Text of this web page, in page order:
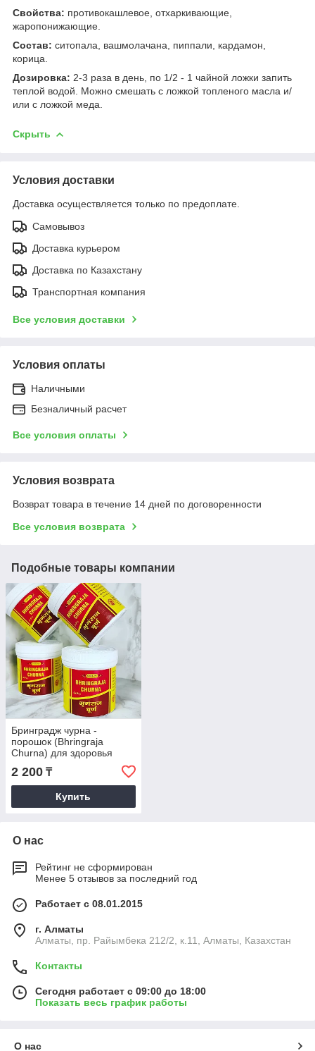
Свойства: противокашлевое, отхаркивающие,
жаропонижающие.
Состав: ситопала, вашмолачана, пиппали, кардамон,
корица.
Дозировка: 2-3 раза в день, по 1/2 - 1 чайной ложки запить
теплой водой. Можно смешать с ложкой топленого масла и/
или с ложкой меда.
Скрыть
Условия доставки
Доставка осуществляется только по предоплате.
Самовывоз
Доставка курьером
Доставка по Казахстану
Транспортная компания
Все условия доставки
Условия оплаты
Наличными
Безналичный расчет
Все условия оплаты
Условия возврата
Возврат товара в течение 14 дней по договоренности
Все условия возврата
Подобные товары компании
Бринградж чурна -
порошок (Bhringraja
Churna) для здоровья
волос, от облысения, 100
гр
2 200 ₸
Купить
О нас
Рейтинг не сформирован
Менее 5 отзывов за последний год
Работает с 08.01.2015
г. Алматы
Алматы, пр. Райымбека 212/2, к.11, Алматы, Казахстан
Контакты
Сегодня работает с 09:00 до 18:00
Показать весь график работы
О нас